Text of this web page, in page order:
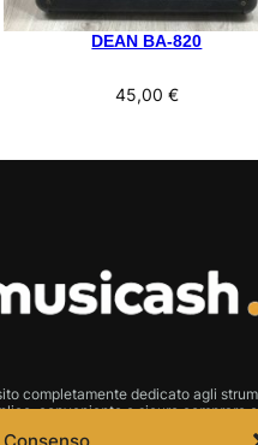
DEAN BA-820
45,00 €
completamente dedicato agli
conveniente e sicuro comprare